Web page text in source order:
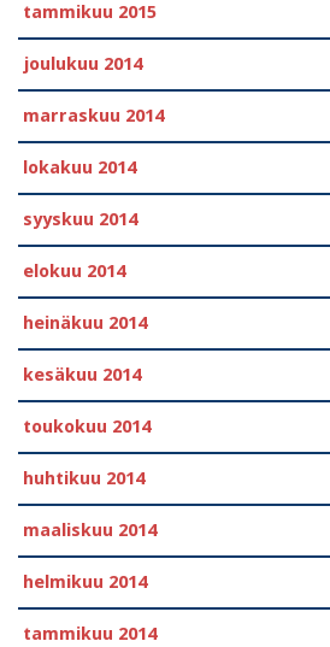
tammikuu 2015
joulukuu 2014
marraskuu 2014
lokakuu 2014
syyskuu 2014
elokuu 2014
heinäkuu 2014
kesäkuu 2014
toukokuu 2014
huhtikuu 2014
maaliskuu 2014
helmikuu 2014
tammikuu 2014